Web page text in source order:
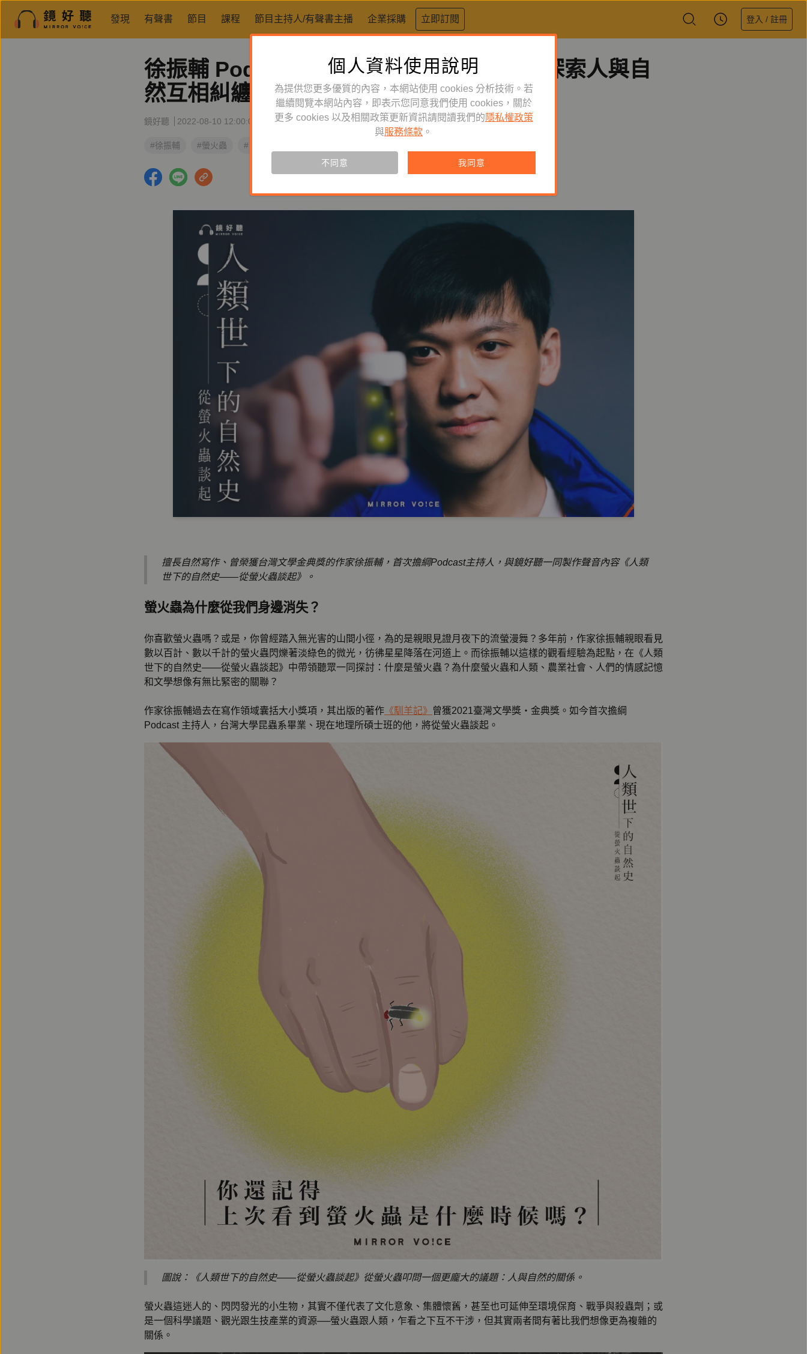
發現 有聲書 節目 課程 節目主持人/有聲書主播 企業採購 立即訂閱 登入 / 註冊
徐振輔 Podcast 《人類世下的自然史》：探索人與自
然互相糾纏、打造的故事
鏡好聽 2022-08-10 12:00:00
#徐振輔 #螢火蟲 #自然
擅長自然寫作、曾榮獲台灣文學金典獎的作家徐振輔，首次擔綱Podcast主持人，與鏡好聽一同製作聲音內容《人類
世下的自然史——從螢火蟲談起》。
螢火蟲為什麼從我們身邊消失？
你喜歡螢火蟲嗎？或是，你曾經踏入無光害的山間小徑，為的是親眼見證月夜下的流螢漫舞？多年前，作家徐振輔親眼看見
數以百計、數以千計的螢火蟲閃爍著淡綠色的微光，彷彿星星降落在河道上。而徐振輔以這樣的觀看經驗為起點，在《人類
世下的自然史——從螢火蟲談起》中帶領聽眾一同探討：什麼是螢火蟲？為什麼螢火蟲和人類、農業社會、人們的情感記憶
和文學想像有無比緊密的關聯？
作家徐振輔過去在寫作領域囊括大小獎項，其出版的著作 《馴羊記》 曾獲2021臺灣文學獎‧金典獎。如今首次擔綱
Podcast 主持人，台灣大學昆蟲系畢業、現在地理所碩士班的他，將從螢火蟲談起。
圖說：《人類世下的自然史——從螢火蟲談起》從螢火蟲叩問一個更龐大的議題：人與自然的關係。
螢火蟲這迷人的、閃閃發光的小生物，其實不僅代表了文化意象、集體懷舊，甚至也可延伸至環境保育、戰爭與殺蟲劑；或
是一個科學議題、觀光跟生技產業的資源──螢火蟲跟人類，乍看之下互不干涉，但其實兩者間有著比我們想像更為複雜的
關係。
個人資料使用說明
為提供您更多優質的內容，本網站使用 cookies 分析技術。若
繼續閱覽本網站內容，即表示您同意我們使用 cookies，關於
更多 cookies 以及相關政策更新資訊請閱讀我們的 隱私權政策
與服務條款 。
不同意 我同意